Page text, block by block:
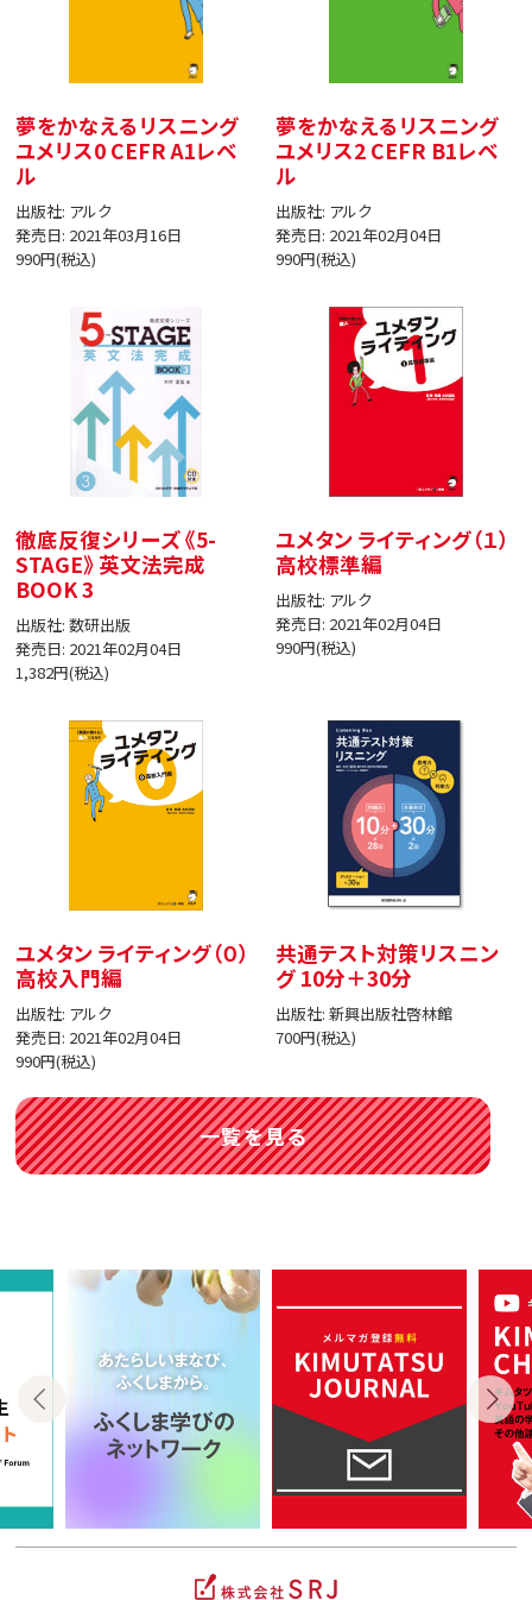
夢をかなえるリスニング
ユメリス0 CEFR A1レベ
ル
出版社: アルク
発売日: 2021年03月16日
990円(税込)
夢をかなえるリスニング
ユメリス2 CEFR B1レベ
ル
出版社: アルク
発売日: 2021年02月04日
990円(税込)
徹底反復シリーズ 《5-
STAGE》 英文法完成
BOOK 3
出版社: 数研出版
発売日: 2021年02月04日
1,382円(税込)
ユメタン ライティング（１）
高校標準編
出版社: アルク
発売日: 2021年02月04日
990円(税込)
ユメタン ライティング（０）
高校入門編
出版社: アルク
発売日: 2021年02月04日
990円(税込)
共通テスト対策リスニン
グ 10分＋30分
出版社: 新興出版社啓林館
700円(税込)
一覧を見る